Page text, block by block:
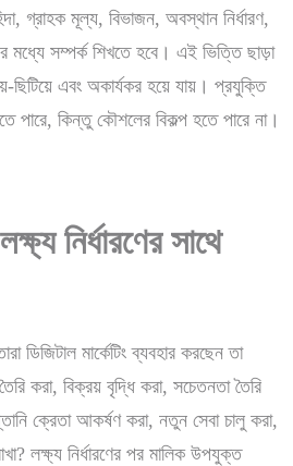
গ্রাহক মূল্য, বিভাজন, অবস্থান নির্ধারণ,
মধ্যে সম্পর্ক শিখতে হবে। এই ভিত্তি ছাড়া
ছিটিয়ে এবং অকার্যকর হয়ে যায়। প্রযুক্তি
পারে, কিন্তু কৌশলের বিকল্প হতে পারে না।
নির্ধারণের সাথে
ডিজিটাল মার্কেটিং ব্যবহার করছেন তা
করা, বিক্রয় বৃদ্ধি করা, সচেতনতা তৈরি
ক্রেতা আকর্ষণ করা, নতুন সেবা চালু করা,
লক্ষ্য নির্ধারণের পর মালিক উপযুক্ত